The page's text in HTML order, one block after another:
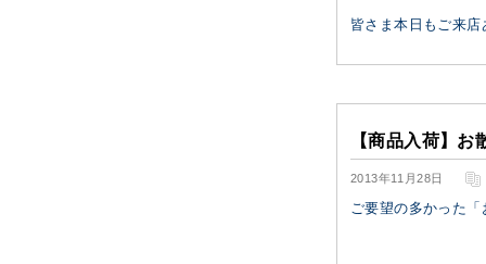
皆さま本日もご来
【商品入荷】お
2013年11月28日
ご要望の多かった